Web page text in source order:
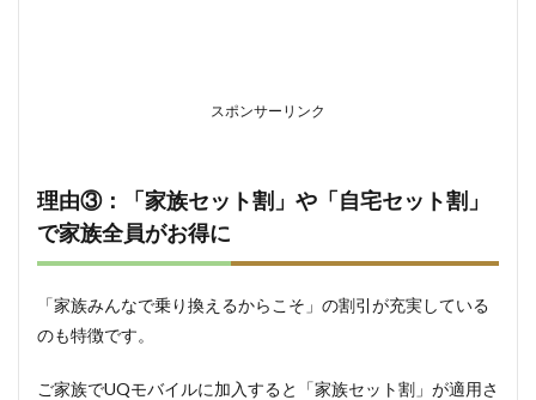
スポンサーリンク
理由③：「家族セット割」や「自宅セット割」
で家族全員がお得に
「家族みんなで乗り換えるからこそ」の割引が充実している
のも特徴です。
ご家族でUQモバイルに加入すると「家族セット割」が適用さ